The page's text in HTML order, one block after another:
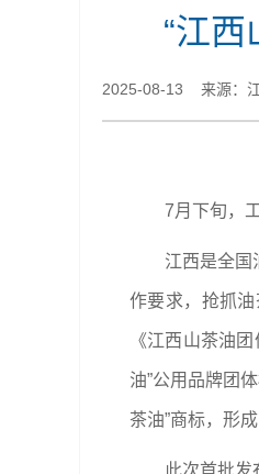
“江
2025-08-13 来源：
7月下旬，
江西是全国
作要求，抢抓
《江西山茶油
油”公用品牌团
茶油”商标，形
此次首批